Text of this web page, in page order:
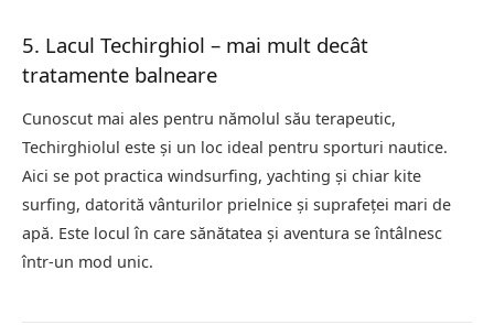
5. Lacul Techirghiol – mai mult decât
tratamente balneare
Cunoscut mai ales pentru nămolul său terapeutic,
Techirghiolul este și un loc ideal pentru sporturi nautice.
Aici se pot practica windsurfing, yachting și chiar kite
surfing, datorită vânturilor prielnice și suprafeței mari de
apă. Este locul în care sănătatea și aventura se întâlnesc
într-un mod unic.